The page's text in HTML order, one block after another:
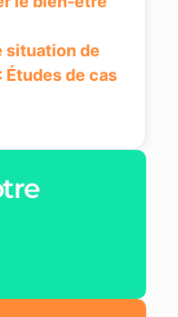
situation de
Études de cas